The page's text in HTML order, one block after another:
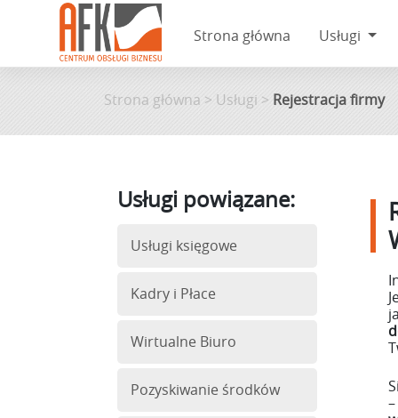
Skip
to
Strona główna Usługi
Strona główna > Usługi > Rejestracja firmy
Usługi powiązane:
Usługi księgowe
Kadry i Płace
Wirtualne Biuro
Pozyskiwanie środków